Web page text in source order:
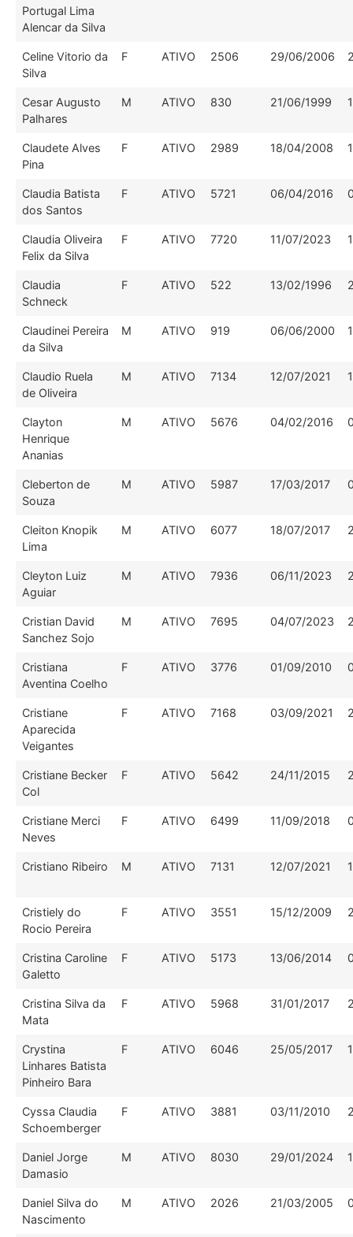
Portugal Lima
Alencar da Silva
Celine Vitorio da
Silva
F ATIVO 2506 29/06/2006
Cesar Augusto
Palhares
M ATIVO 830 21/06/1999
Claudete Alves
Pina
F ATIVO 2989 18/04/2008
Claudia Batista
dos Santos
F ATIVO 5721 06/04/2016
Claudia Oliveira
Felix da Silva
F ATIVO 7720 11/07/2023
Claudia
Schneck
F ATIVO 522 13/02/1996
Claudinei Pereira
da Silva
M ATIVO 919 06/06/2000
Claudio Ruela
de Oliveira
M ATIVO 7134 12/07/2021
Clayton
Henrique
Ananias
M ATIVO 5676 04/02/2016
Cleberton de
Souza
M ATIVO 5987 17/03/2017
Cleiton Knopik
Lima
M ATIVO 6077 18/07/2017
Cleyton Luiz
Aguiar
M ATIVO 7936 06/11/2023
Cristian David
Sanchez Sojo
M ATIVO 7695 04/07/2023
Cristiana
Aventina Coelho
F ATIVO 3776 01/09/2010
Cristiane
Aparecida
Veigantes
F ATIVO 7168 03/09/2021
Cristiane Becker
Col
F ATIVO 5642 24/11/2015
Cristiane Merci
Neves
F ATIVO 6499 11/09/2018
Cristiano Ribeiro M ATIVO 7131 12/07/2021
Cristiely do
Rocio Pereira
F ATIVO 3551 15/12/2009
Cristina Caroline
Galetto
F ATIVO 5173 13/06/2014
Cristina Silva da
Mata
F ATIVO 5968 31/01/2017
Crystina
Linhares Batista
Pinheiro Bara
F ATIVO 6046 25/05/2017
Cyssa Claudia
Schoemberger
F ATIVO 3881 03/11/2010
Daniel Jorge
Damasio
M ATIVO 8030 29/01/2024
Daniel Silva do
Nascimento
M ATIVO 2026 21/03/2005